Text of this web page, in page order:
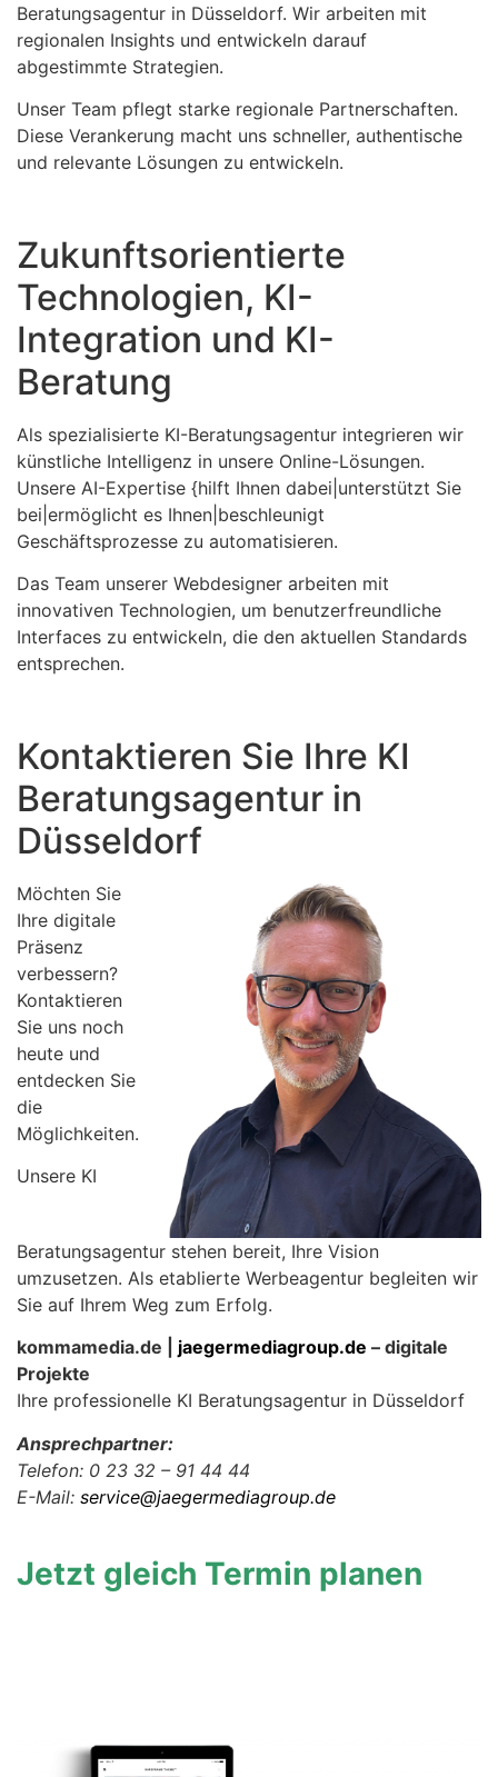
Beratungsagentur in Düsseldorf. Wir arbeiten mit
regionalen Insights und entwickeln darauf
abgestimmte Strategien.
Unser Team pflegt starke regionale Partnerschaften.
Diese Verankerung macht uns schneller, authentische
und relevante Lösungen zu entwickeln.
Zukunftsorientierte
Technologien, KI-
Integration und KI-
Beratung
Als spezialisierte KI-Beratungsagentur integrieren wir
künstliche Intelligenz in unsere Online-Lösungen.
Unsere AI-Expertise {hilft Ihnen dabei|unterstützt Sie
bei|ermöglicht es Ihnen|beschleunigt
Geschäftsprozesse zu automatisieren.
Das Team unserer Webdesigner arbeiten mit
innovativen Technologien, um benutzerfreundliche
Interfaces zu entwickeln, die den aktuellen Standards
entsprechen.
Kontaktieren Sie Ihre KI
Beratungsagentur in
Düsseldorf
Möchten Sie
Ihre digitale
Präsenz
verbessern?
Kontaktieren
Sie uns noch
heute und
entdecken Sie
die
Möglichkeiten.
Unsere KI
Beratungsagentur stehen bereit, Ihre Vision
umzusetzen. Als etablierte Werbeagentur begleiten wir
Sie auf Ihrem Weg zum Erfolg.
kommamedia.de | jaegermediagroup.de – digitale
Projekte
Ihre professionelle KI Beratungsagentur in Düsseldorf
Ansprechpartner:
Telefon: 0 23 32 – 91 44 44
E-Mail: service@jaegermediagroup.de
Jetzt gleich Termin planen